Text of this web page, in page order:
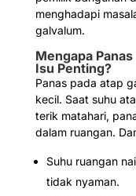
menghadapi
galvalum.
Mengapa
Isu Penting?
Panas pada atap
kecil. Saat suhu
terik matahari,
dalam ruangan.
Suhu ruangan
tidak nyaman.